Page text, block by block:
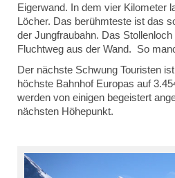
Eigerwand. In dem vier Kilometer
Löcher. Das berühmteste ist das
der Jungfraubahn. Das
Fluchtweg aus der Wand. So
Der nächste Schwung Touristen
höchste Bahnhof Europas auf
werden von einigen begeistert
nächsten Höhepunkt.